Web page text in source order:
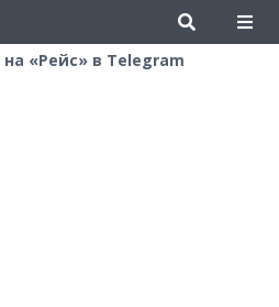
на «Рейс» в Telegram